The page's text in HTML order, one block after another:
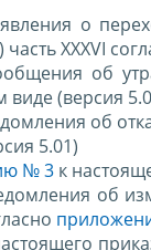
о
XXXVI
об
(версия
об
5.01)
№ 3 к
об